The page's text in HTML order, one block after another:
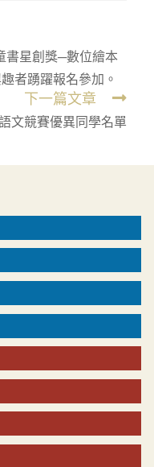
書星創獎─數位繪本
者踴躍報名參加。
下一篇文章
文競賽優異同學名單